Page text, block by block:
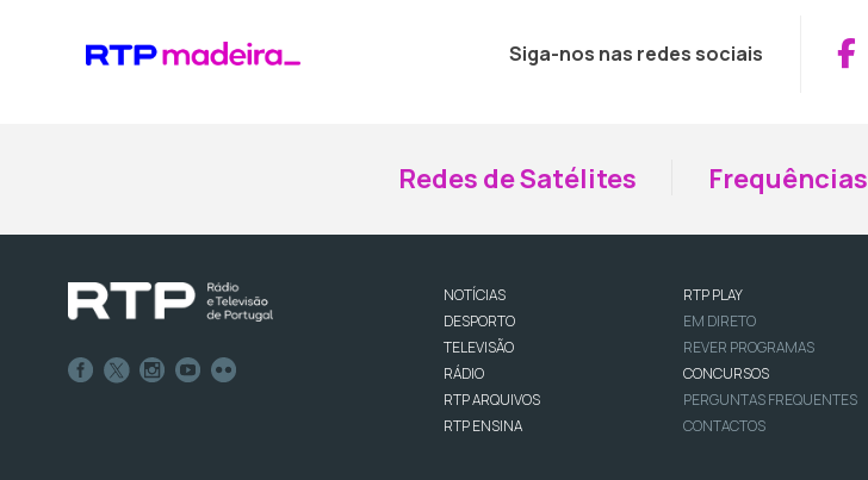
Siga-nos nas redes sociais
Redes de Satélites Frequências
NOTÍCIAS
DESPORTO
TELEVISÃO
RÁDIO
RTP ARQUIVOS
RTP ENSINA
RTP PLAY
EM DIRETO
REVER PROGRAMAS
CONCURSOS
PERGUNTAS FREQUENTES
CONTACTOS